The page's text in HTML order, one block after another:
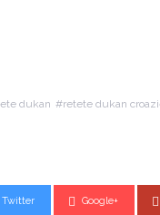
dukan retete dukan
Twitter Google+